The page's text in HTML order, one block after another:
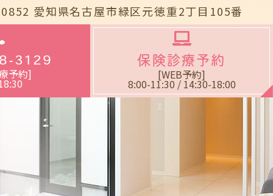
愛知県名古屋市緑区元徳重2丁目105番
3129
予約]
保険診療予約
[WEB予約]
8:00-11:30 / 14:30-18:00